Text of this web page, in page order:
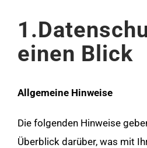
einen Blick
Allgemeine Hinweise
Die folgenden Hinweise
Überblick darüber, was mit